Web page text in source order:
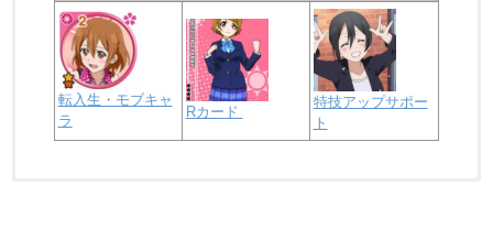
転入生・モブキャ
ラ
Rカード
特技アップサポー
ト